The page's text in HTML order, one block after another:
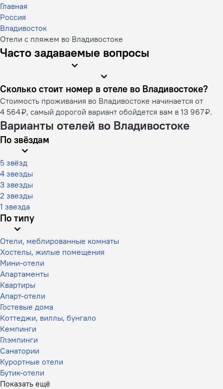
Главная
Россия
Владивосток
Отели с пляжем во Владивостоке
Часто задаваемые вопросы
Сколько стоит номер в отеле во Владивостоке?
Стоимость проживания во Владивостоке начинается от
4 564 ₽, самый дорогой вариант обойдется вам в 13 967 ₽.
Варианты отелей во Владивостоке
По звёздам
5 звёзд
4 звезды
3 звезды
2 звезды
1 звезда
По типу
Отели, меблированные комнаты
Хостелы, жилые помещения
Мини-отели
Апартаменты
Квартиры
Апарт-отели
Гостевые дома
Коттеджи, виллы, бунгало
Кемпинги
Глэмпинги
Санатории
Курортные отели
Бутик-отели
Показать ещё